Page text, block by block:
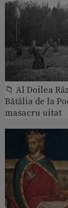
📁 Al Doilea
Bătălia de la
masacru uitat